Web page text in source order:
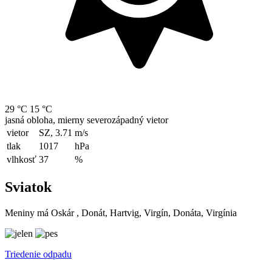
29 °C 15 °C
jasná obloha, mierny severozápadný vietor
vietor
SZ, 3.71 m/s
tlak
1017
hPa
vlhkosť 37 %
Sviatok
Meniny má Oskár , Donát, Hartvig, Virgín, Donáta, Virgínia
Triedenie odpadu